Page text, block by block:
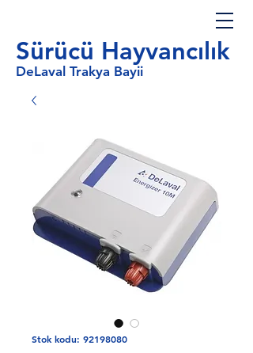
DeLaval Trakya Bayii
Sürücü Hayvancılık
Stok kodu: 92198080